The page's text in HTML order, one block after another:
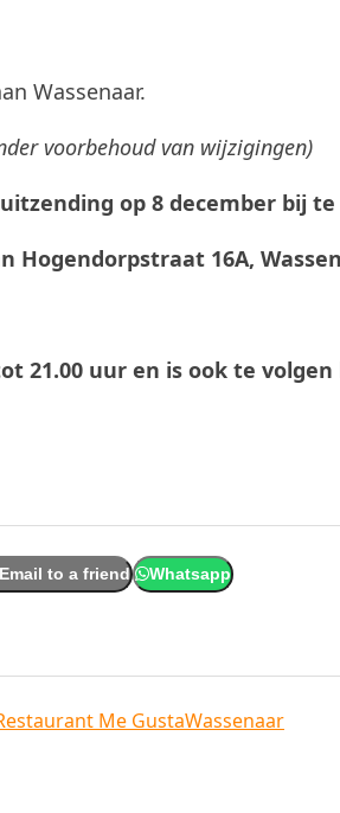
Wassenaar.
voorbehoud van wijzigingen)
op 8 december bij
Hogendorpstraat 16A,
21.00 uur en is ook te volgen
to a friend Whatsapp
Me GustaWassenaar